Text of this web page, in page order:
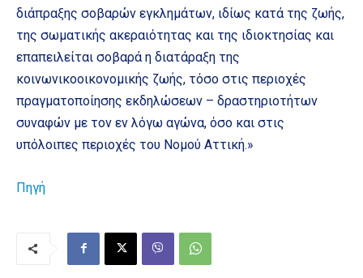
διάπραξης σοβαρών εγκλημάτων, ιδίως κατά της ζωής,
της σωματικής ακεραιότητας και της ιδιοκτησίας και
επαπειλείται σοβαρά η διατάραξη της
κοινωνικοοικονομικής ζωής, τόσο στις περιοχές
πραγματοποίησης εκδηλώσεων – δραστηριοτήτων
συναφών με τον εν λόγω αγώνα, όσο και στις
υπόλοιπες περιοχές του Νομού Αττική.»
Πηγή